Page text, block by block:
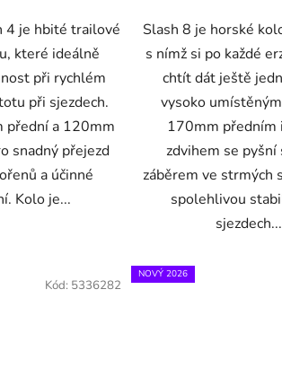
4 je hbité trailové
které ideálně
při rychlém
při sjezdech.
přední a 120mm
snadný přejezd
a účinné
Kolo je...
Slash 8 je horské
s nímž si po každé
chtít dát ještě
vysoko
170mm předním
zdvihem se pyšní
záběrem ve strmých
spolehlivou
Kód: 5336282
NOVÝ 2026